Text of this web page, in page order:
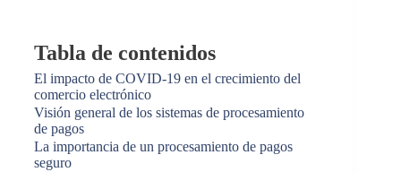
Tabla de contenidos
El impacto de COVID-19 en el crecimiento del
comercio electrónico
Visión general de los sistemas de procesamiento
de pagos
La importancia de un procesamiento de pagos
seguro